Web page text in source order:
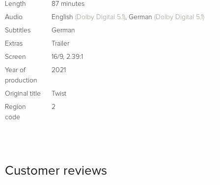
Length
87 minutes
Audio
English (Dolby Digital 5.1), German (Dolby Digital 5.1)
Subtitles
German
Extras
Trailer
Screen
16/9, 2.39:1
Year of
production
2021
Original title
Twist
Region
code
2
Customer reviews